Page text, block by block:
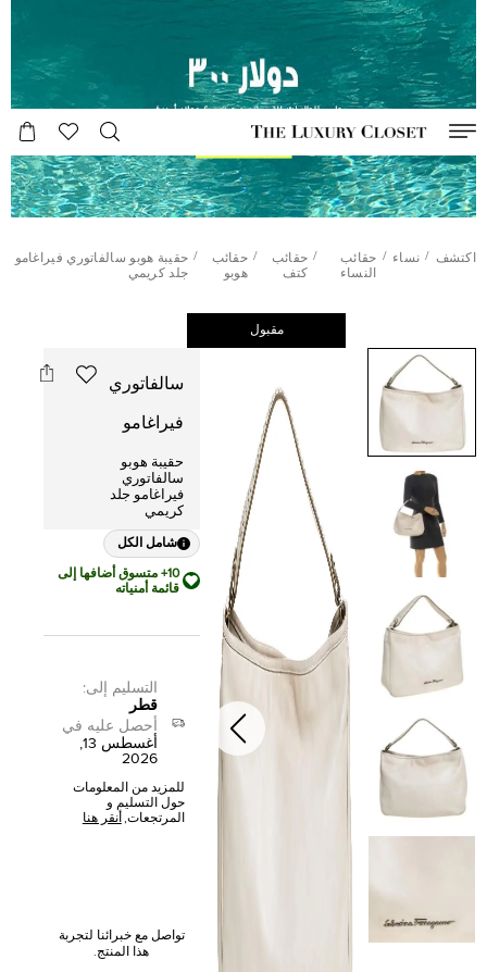
اكتشف / نساء / حقائب
النساء
/ حقائب
كتف
/ حقائب
هوبو
/ حقيبة هوبو سالفاتوري فيراغامو
جلد كريمي
مقبول
سالفاتوري
فيراغامو
حقيبة هوبو
سالفاتوري
فيراغامو جلد
كريمي
شامل الكل
10+ متسوق أضافها إلى
قائمة أمنياته
التسليم إلى:
قطر
أحصل عليه في
أغسطس 13,
2026
للمزيد من المعلومات
حول التسليم و
المرتجعات, أنقر هنا
تواصل مع خبرائنا لتجربة
هذا المنتج.